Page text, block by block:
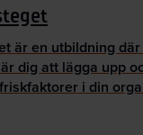
är en utbildning där
dig att lägga upp
i din